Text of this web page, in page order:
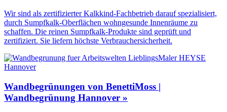
Wir sind als zertifizierter Kalkkind-Fachbetrieb darauf spezialisiert,
durch Sumpfkalk-Oberflächen wohngesunde Innenräume zu
schaffen. Die reinen Sumpfkalk-Produkte sind geprüft und
zertifiziert. Sie liefern höchste Verbrauchersicherheit.
Wandbegrünungen von BenettiMoss |
Wandbegrünung Hannover »